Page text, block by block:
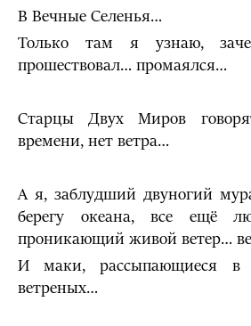
В Вечные Селенья…
Только там я узнаю,
прошествовал… промаялся…
Старцы Двух Миров
времени, нет ветра…
А я, заблудший двуногий
берегу океана, все ещё
проникающий живой ветер…
И маки, рассыпающиеся в
ветреных…